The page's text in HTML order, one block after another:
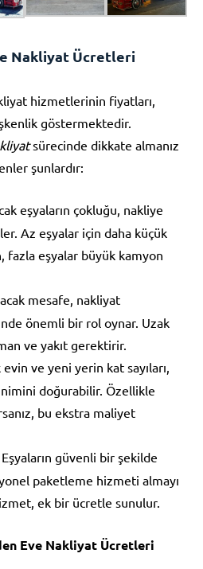
Nakliyat Ücretleri
hizmetlerinin fiyatları,
göstermektedir.
sürecinde dikkate almanız
şunlardır:
eşyaların çokluğu, nakliye
Az eşyalar için daha küçük
fazla eşyalar büyük kamyon
mesafe, nakliyat
önemli bir rol oynar. Uzak
ve yakıt gerektirir.
evin ve yeni yerin kat sayıları,
doğurabilir. Özellikle
bu ekstra maliyet
Eşyaların güvenli bir şekilde
paketleme hizmeti almayı
ek bir ücretle sunulur.
Eve Nakliyat Ücretleri